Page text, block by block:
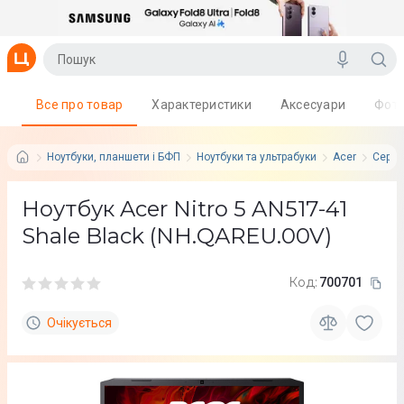
Ноутбуки, планшети і БФП Ноутбуки та ультрабуки Acer
Все про товар Характеристики Аксесуари
Ноутбук Acer Nitro 5 AN517-41
Shale Black (NH.QAREU.00V)
Код: 700701
Очікується